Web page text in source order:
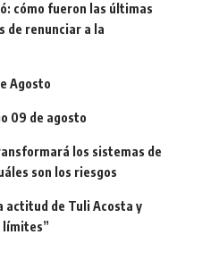
cómo fueron las últimas
de renunciar a la
Agosto
09 de agosto
los sistemas de
son los riesgos
actitud de Tuli Acosta y
límites”